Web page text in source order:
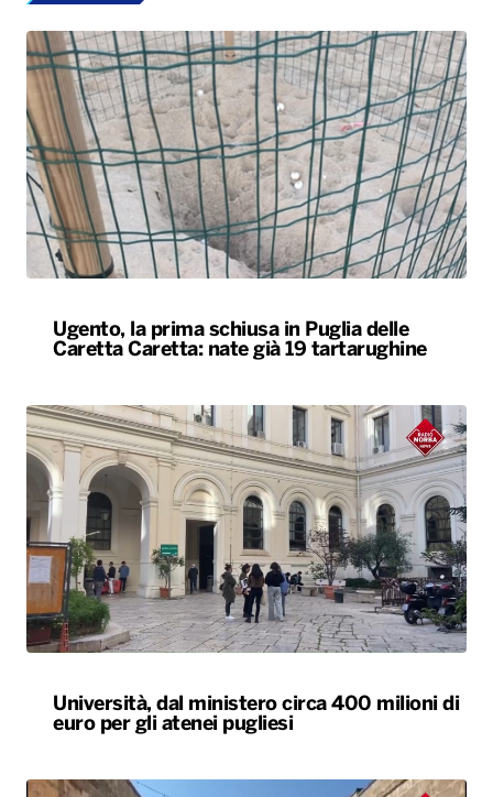
Ugento, la prima schiusa in Puglia delle
Caretta Caretta: nate già 19 tartarughine
Università, dal ministero circa 400 milioni di
euro per gli atenei pugliesi